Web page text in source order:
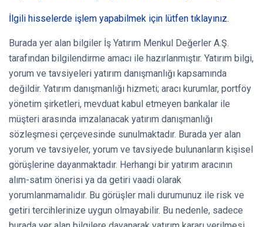
İlgili hisselerde işlem yapabilmek için lütfen tıklayınız.
Burada yer alan bilgiler İş Yatırım Menkul Değerler A.Ş.
tarafından bilgilendirme amacı ile hazırlanmıştır. Yatırım bilgi,
yorum ve tavsiyeleri yatırım danışmanlığı kapsamında
değildir. Yatırım danışmanlığı hizmeti; aracı kurumlar, portföy
yönetim şirketleri, mevduat kabul etmeyen bankalar ile
müşteri arasında imzalanacak yatırım danışmanlığı
sözleşmesi çerçevesinde sunulmaktadır. Burada yer alan
yorum ve tavsiyeler, yorum ve tavsiyede bulunanların kişisel
görüşlerine dayanmaktadır. Herhangi bir yatırım aracının
alım-satım önerisi ya da getiri vaadi olarak
yorumlanmamalıdır. Bu görüşler mali durumunuz ile risk ve
getiri tercihlerinize uygun olmayabilir. Bu nedenle, sadece